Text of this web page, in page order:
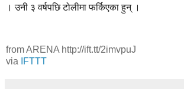
। उनी ३ वर्षपछि टोलीमा फर्किएका हुन् ।
from ARENA http://ift.tt/2imvpuJ
via
IFTTT